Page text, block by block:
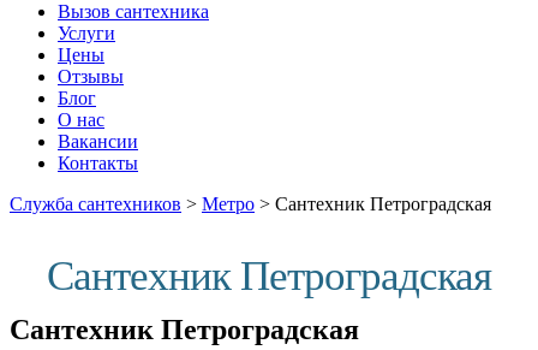
Вызов сантехника
Услуги
Цены
Отзывы
Блог
О нас
Вакансии
Контакты
Служба сантехников > Метро > Сантехник Петроградская
Сантехник Петроградская
Сантехник Петроградская